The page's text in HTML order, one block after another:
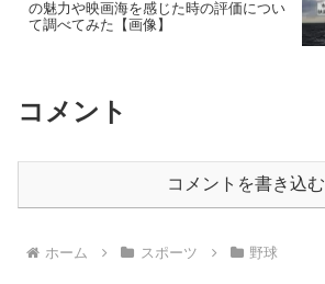
の魅力や映画海を感じた時の評価につい
て調べてみた【画像】
コメント
コメントを書き込む
ホーム スポーツ 野球